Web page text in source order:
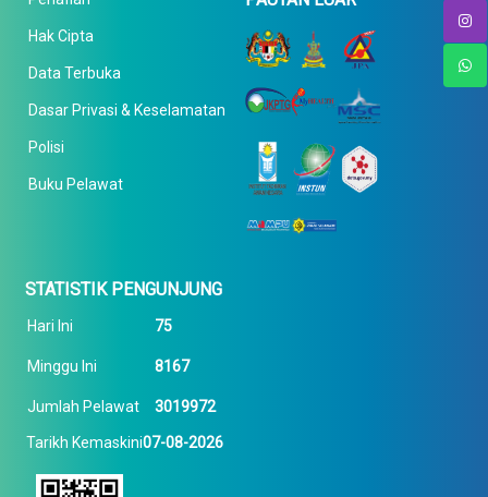
Hak Cipta
Data Terbuka
Dasar Privasi & Keselamatan
Polisi
Buku Pelawat
STATISTIK PENGUNJUNG
Hari Ini 75
Minggu Ini 8167
Jumlah Pelawat 3019972
Tarikh Kemaskini07-08-2026